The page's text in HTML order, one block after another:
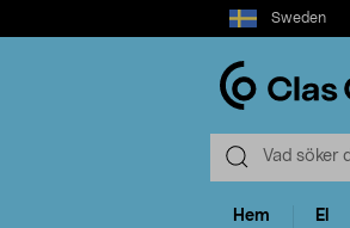
Select
market
Sweden
Hem El